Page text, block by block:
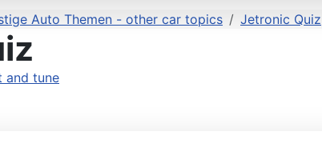
tune
Auto Themen - other car topics Jetronic Quiz